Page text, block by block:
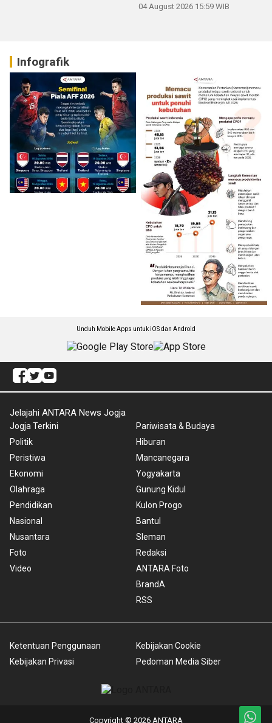
04 August 2026 15:59 WIB
Infografik
Unduh Mobile Apps untuk iOS dan Android
Jelajahi ANTARA News Jogja
Jogja Terkini
Politik
Peristiwa
Ekonomi
Olahraga
Pendidikan
Nasional
Nusantara
Foto
Video
Pariwisata & Budaya
Hiburan
Mancanegara
Yogyakarta
Gunung Kidul
Kulon Progo
Bantul
Sleman
Redaksi
ANTARA Foto
BrandA
RSS
Ketentuan Penggunaan
Kebijakan Privasi
Kebijakan Cookie
Pedoman Media Siber
Copyright © 2026 ANTARA